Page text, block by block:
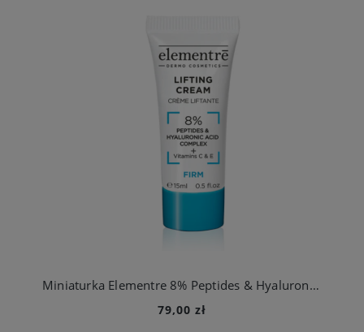
Miniaturka Elementre 8% Peptides & Hyaluronic Acid Lifting Cream -krem ujędrniający (1)
79,00 zł